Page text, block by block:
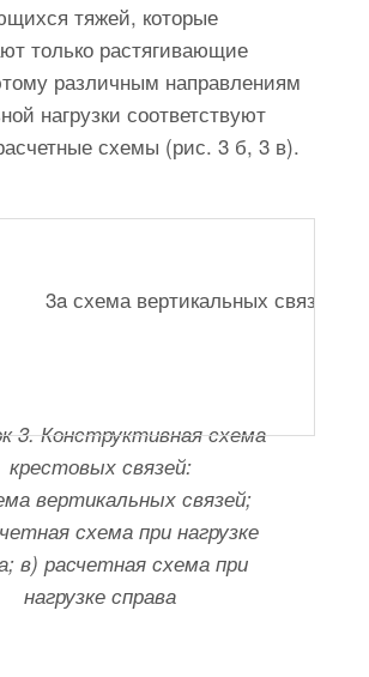
тяжей, которые
только растягивающие
различным направлениям
нагрузки соответствуют
схемы (рис. 3 б, 3 в).
3. Конструктивная схема
крестовых связей:
вертикальных связей;
схема при нагрузке
в) расчетная схема при
нагрузке справа